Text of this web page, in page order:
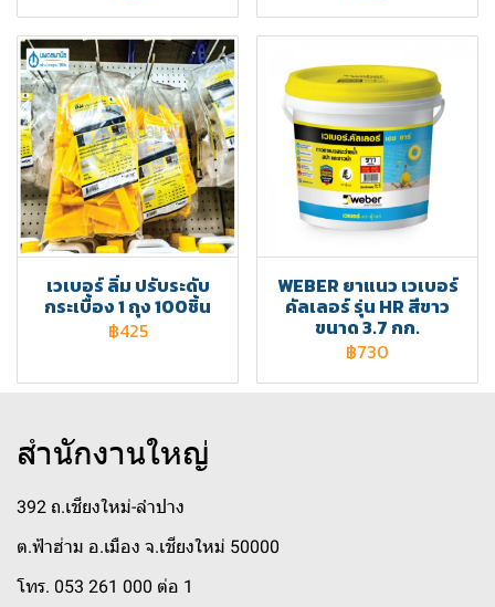
เวเบอร์ ลิ่ม ปรับระดับ
กระเบื้อง 1 ถุง 100ชิ้น
฿425
WEBER ยาแนว เวเบอร์
คัลเลอร์ รุ่น HR สีขาว
ขนาด 3.7 กก.
฿730
สำนักงานใหญ่
392 ถ.เชียงใหม่-ลำปาง
ต.ฟ้าฮ่าม อ.เมือง จ.เชียงใหม่ 50000
โทร. 053 261 000 ต่อ 1